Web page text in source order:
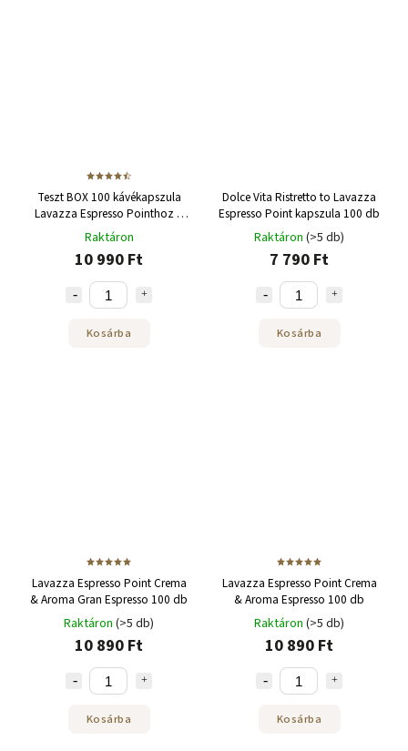
Teszt BOX 100 kávékapszula
Lavazza Espresso Pointhoz 1
db
Raktáron
10 990 Ft
Kosárba
Dolce Vita Ristretto to Lavazza
Espresso Point kapszula 100 db
Raktáron (>5 db)
7 790 Ft
Kosárba
Lavazza Espresso Point Crema
& Aroma Gran Espresso 100 db
Raktáron (>5 db)
10 890 Ft
Kosárba
Lavazza Espresso Point Crema
& Aroma Espresso 100 db
Raktáron (>5 db)
10 890 Ft
Kosárba